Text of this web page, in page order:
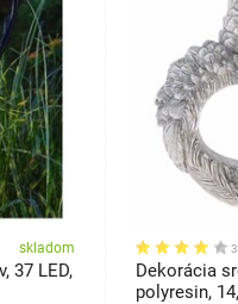
skladom
37 LED,
Dekorácia
polyresin,